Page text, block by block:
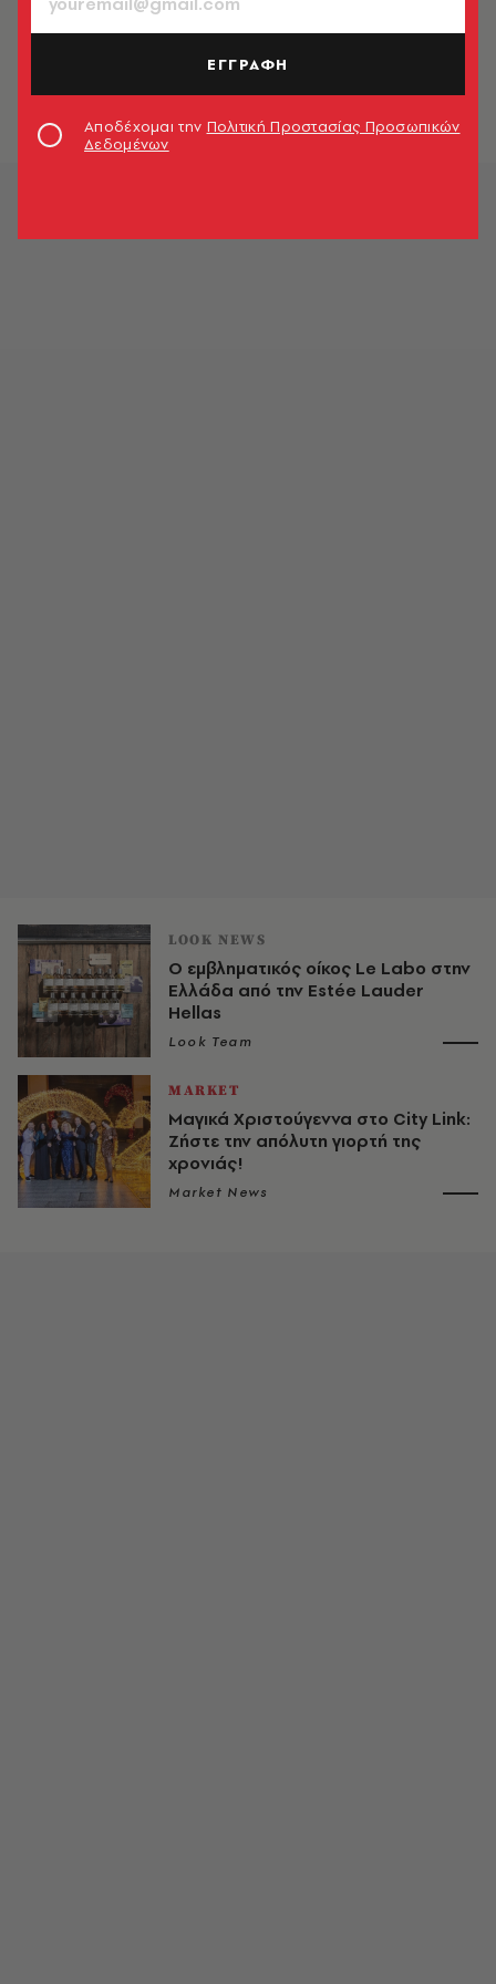
Weekend Ready: Η Fjällräven έχει το
απόδραση
LOOK NEWS
Ο εμβληματικός οίκος Le Labo στην
Ελλάδα από την Estée Lauder
Hellas
Look Team
MARKET
Μαγικά Χριστούγεννα στο City Link:
Ζήστε την απόλυτη γιορτή της
χρονιάς!
Market News
ΕΓΓΡΑΦΗ
Αποδέχομαι την Πολιτική Προστασίας Προσωπικών
Δεδομένων